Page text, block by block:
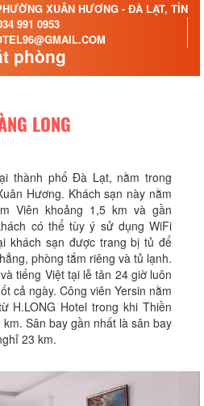
XUÂN HƯƠNG - ĐÀ LẠT, TỈNH
991 0953
phòng
LONG
thành phố Đà Lạt, nằm trong
Hương. Khách sạn này nằm
Viên khoảng 1,5 km và gần
có thể tùy ý sử dụng WiFi
khách sạn được trang bị tủ để
phòng tắm riêng và tủ lạnh.
tiếng Việt tại lễ tân 24 giờ luôn
cả ngày. Công viên Yersin nằm
H.LONG Hotel trong khi Thiền
Sân bay gần nhất là sân bay
23 km.